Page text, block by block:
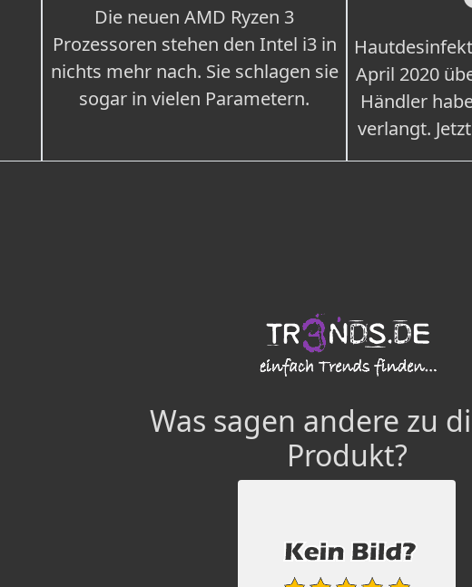
Die neuen AMD Ryzen 3
Prozessoren stehen den Intel i3 in
nichts mehr nach. Sie schlagen sie
sogar in vielen Parametern.
April 2020
Händler
verlangt.
Was sagen andere zu
Produkt?